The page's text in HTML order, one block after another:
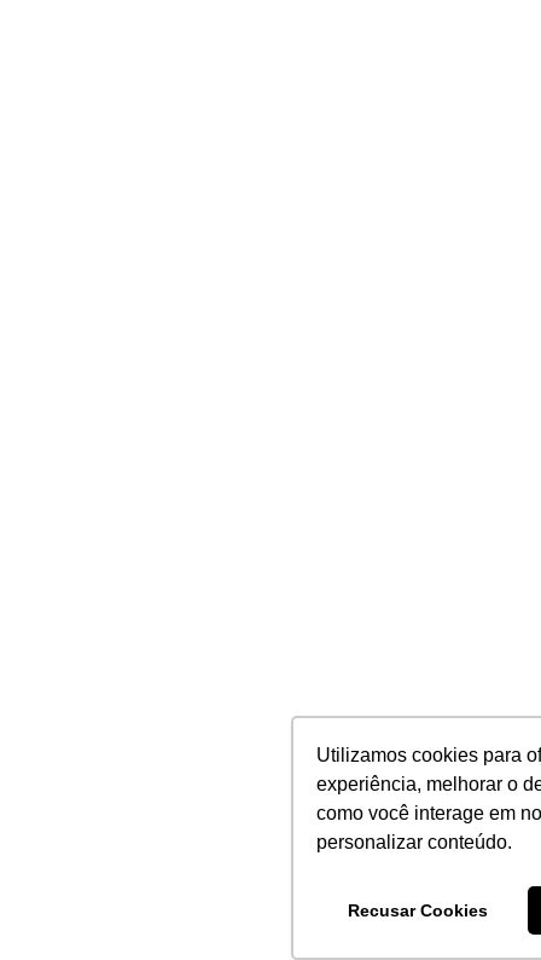
Utilizamos cookies para
experiência, melhorar o
como você interage em
personalizar conteúdo.
Recusar Cookies